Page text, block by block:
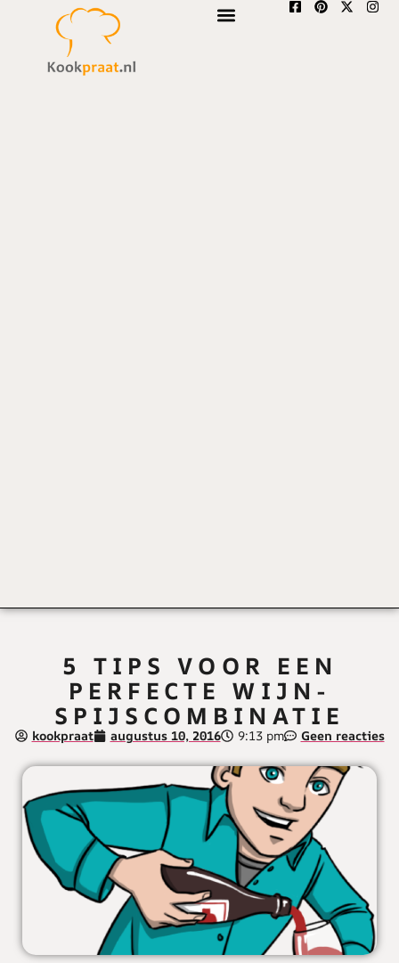
5 TIPS VOOR EEN
PERFECTE WIJN-
SPIJSCOMBINATIE
kookpraat augustus 10, 2016 9:13 pm Geen reacties